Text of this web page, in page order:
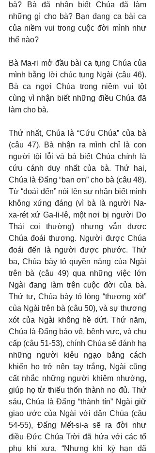
bà? Bà đã nhận biết Chúa đã làm
những gì cho bà? Bạn đang ca bài ca
của niềm vui trong cuộc đời mình như
thế nào?
Bà Ma-ri mở đầu bài ca tụng Chúa của
mình bằng lời chúc tụng Ngài (câu 46).
Bà ca ngợi Chúa trong niềm vui tột
cùng vì nhận biết những điều Chúa đã
làm cho bà.
Thứ nhất, Chúa là “Cứu Chúa” của bà
(câu 47). Bà nhận ra mình chỉ là con
người tội lỗi và bà biết Chúa chính là
cứu cánh duy nhất của bà. Thứ hai,
Chúa là Đấng “ban ơn” cho bà (câu 48).
Từ “đoái đến” nói lên sự nhận biết mình
không xứng đáng (vì bà là người Na-
xa-rét xứ Ga-li-lê, một nơi bị người Do
Thái coi thường) nhưng vẫn được
Chúa đoái thương. Người được Chúa
đoái đến là người được phước. Thứ
ba, Chúa bày tỏ quyền năng của Ngài
trên bà (câu 49) qua những việc lớn
Ngài đang làm trên cuộc đời của bà.
Thứ tư, Chúa bày tỏ lòng “thương xót”
của Ngài trên bà (câu 50), và sự thương
xót của Ngài không hề dứt. Thứ năm,
Chúa là Đấng bảo vệ, bênh vực, và chu
cấp (câu 51-53), chính Chúa sẽ đánh hạ
những người kiêu ngạo bằng cách
khiến họ trở nên tay trắng, Ngài cũng
cất nhắc những người khiêm nhường,
giúp họ từ thiếu thốn thành no đủ. Thứ
sáu, Chúa là Đấng “thành tín” Ngài giữ
giao ước của Ngài với dân Chúa (câu
54-55), Đấng Mết-si-a sẽ ra đời như
điều Đức Chúa Trời đã hứa với các tổ
phụ khi xưa, “Nhưng khi kỳ hạn đã